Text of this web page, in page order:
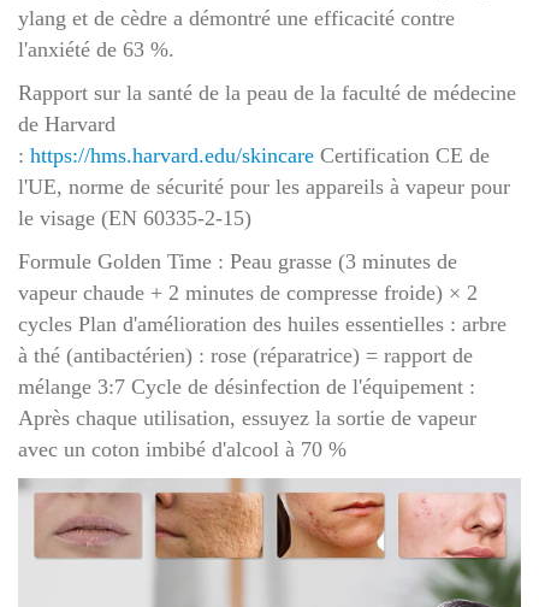
ylang et de cèdre a démontré une efficacité contre
l'anxiété de 63 %.
Rapport sur la santé de la peau de la faculté de médecine
de Harvard
: https://hms.harvard.edu/skincare Certification CE de
l'UE, norme de sécurité pour les appareils à vapeur pour
le visage (EN 60335-2-15)
Formule Golden Time : Peau grasse (3 minutes de
vapeur chaude + 2 minutes de compresse froide) × 2
cycles Plan d'amélioration des huiles essentielles : arbre
à thé (antibactérien) : rose (réparatrice) = rapport de
mélange 3:7 Cycle de désinfection de l'équipement :
Après chaque utilisation, essuyez la sortie de vapeur
avec un coton imbibé d'alcool à 70 %